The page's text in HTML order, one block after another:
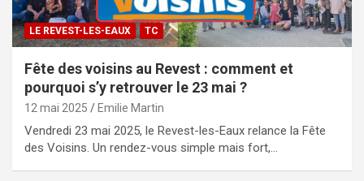
LE REVEST-LES-EAUX TC
Fête des voisins au Revest : comment et
pourquoi s’y retrouver le 23 mai ?
12 mai 2025 Emilie Martin
Vendredi 23 mai 2025, le Revest-les-Eaux relance la Fête
des Voisins. Un rendez-vous simple mais fort,…